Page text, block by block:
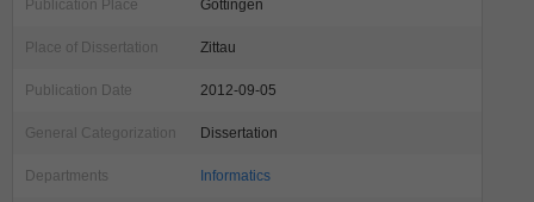
Publication Place Göttingen
Place of Dissertation Zittau
Publication Date 2012-09-05
General Categorization Dissertation
Departments Informatics